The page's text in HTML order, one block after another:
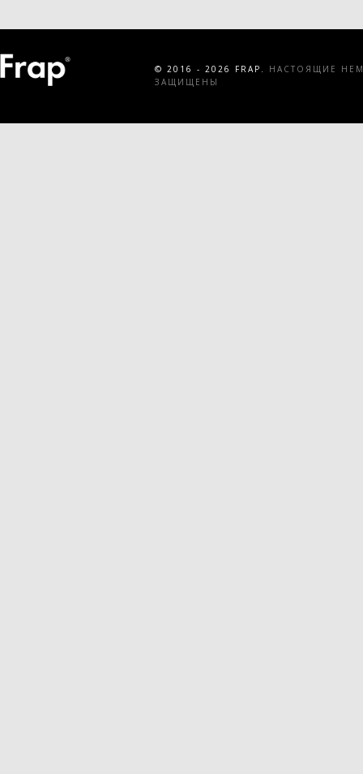
© 2016 - 2026 FRAP.
НАСТОЯЩИЕ
ЗАЩИЩЕНЫ